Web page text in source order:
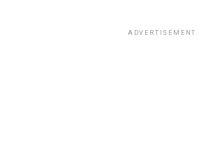
ADVERTISEMENT